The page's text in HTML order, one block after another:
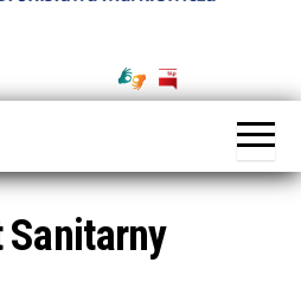
z
n
a
w
Specjalistyczny
w Brzozowie
Ośrodek
im. Ks. B.